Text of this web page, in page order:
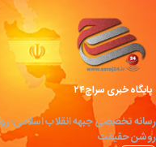
پایگاه خبری سراج۲۴
رسانه تخصصی جبهه انقلاب اسلامی؛
روشن حقیقت